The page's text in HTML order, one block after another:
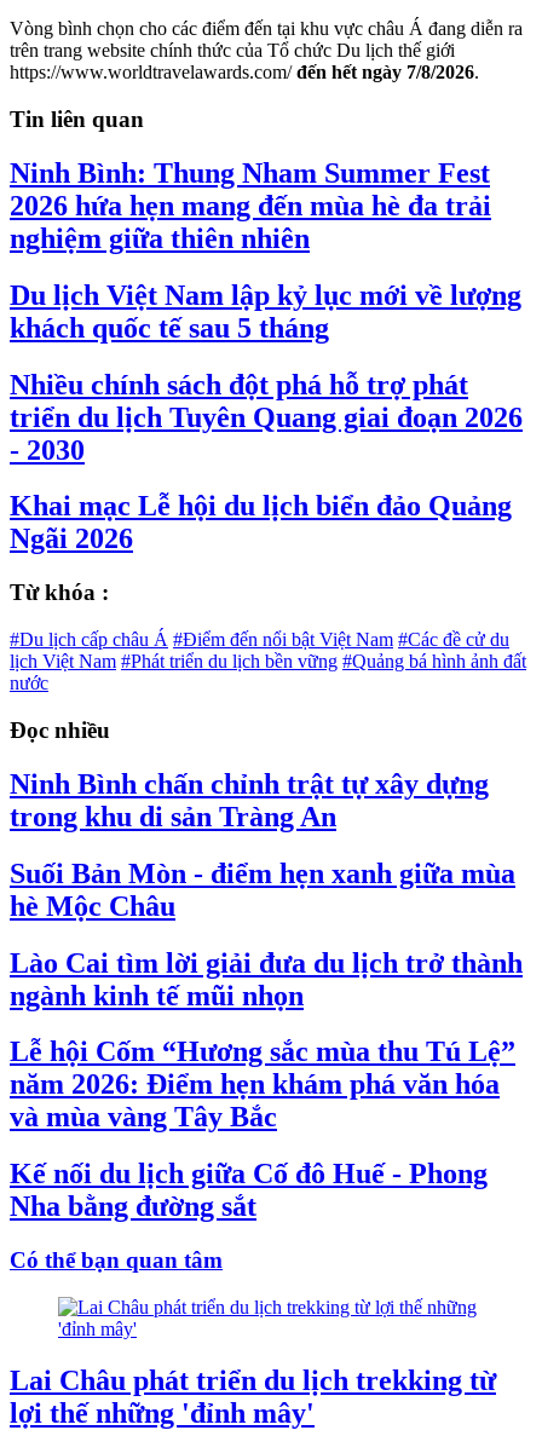
Vòng bình chọn cho các điểm đến tại khu vực châu Á đang diễn ra
trên trang website chính thức của Tổ chức Du lịch thế giới
https://www.worldtravelawards.com/đến hết ngày 7/8/2026.
Tin liên quan
Ninh Bình: Thung Nham Summer Fest
2026 hứa hẹn mang đến mùa hè đa trải
nghiệm giữa thiên nhiên
Du lịch Việt Nam lập kỷ lục mới về lượng
khách quốc tế sau 5 tháng
Nhiều chính sách đột phá hỗ trợ phát
triển du lịch Tuyên Quang giai đoạn 2026
- 2030
Khai mạc Lễ hội du lịch biển đảo Quảng
Ngãi 2026
Từ khóa :
#Du lịch cấp châu Á #Điểm đến nổi bật Việt Nam #Các đề cử du
lịch Việt Nam #Phát triển du lịch bền vững #Quảng bá hình ảnh đất
nước
Đọc nhiều
Ninh Bình chấn chỉnh trật tự xây dựng
trong khu di sản Tràng An
Suối Bản Mòn - điểm hẹn xanh giữa mùa
hè Mộc Châu
Lào Cai tìm lời giải đưa du lịch trở thành
ngành kinh tế mũi nhọn
Lễ hội Cốm “Hương sắc mùa thu Tú Lệ”
năm 2026: Điểm hẹn khám phá văn hóa
và mùa vàng Tây Bắc
Kế nối du lịch giữa Cố đô Huế - Phong
Nha bằng đường sắt
Có thể bạn quan tâm
Lai Châu phát triển du lịch trekking từ
lợi thế những 'đỉnh mây'